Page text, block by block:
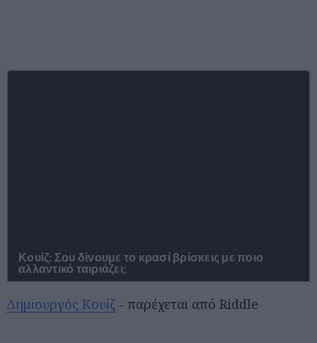
Δημιουργός Κουίζ - παρέχεται από Riddle